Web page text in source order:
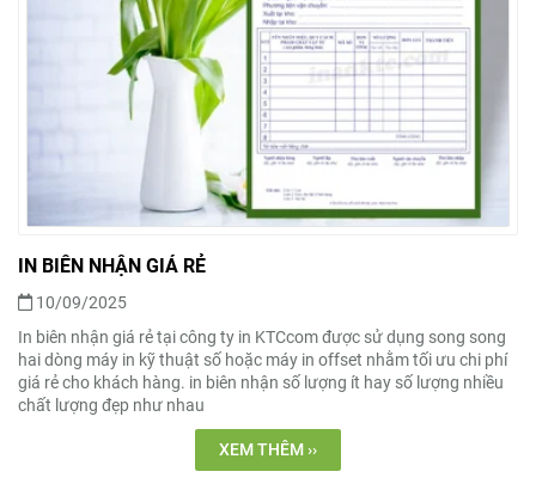
IN BIÊN NHẬN GIÁ RẺ
10/09/2025
In biên nhận giá rẻ tại công ty in KTCcom được sử dụng song song
hai dòng máy in kỹ thuật số hoặc máy in offset nhằm tối ưu chi phí
giá rẻ cho khách hàng. in biên nhận số lượng ít hay số lượng nhiều
chất lượng đẹp như nhau
XEM THÊM ››